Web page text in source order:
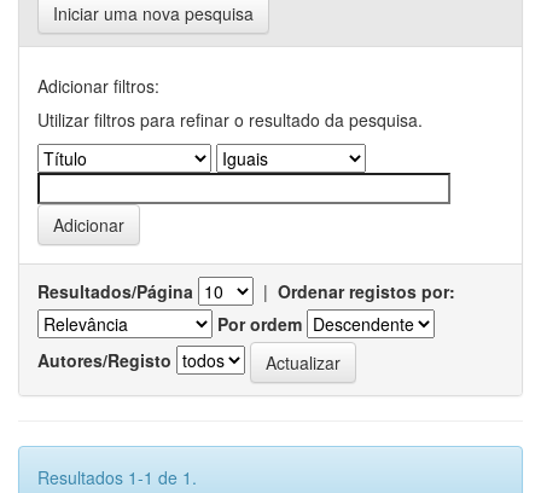
Iniciar uma nova pesquisa
Adicionar filtros:
Utilizar filtros para refinar o resultado da pesquisa.
Resultados/Página | Ordenar registos por:
Por ordem
Autores/Registo
Resultados 1-1 de 1.